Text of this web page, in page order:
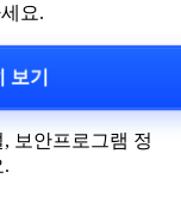
요.
보기
보안프로그램 정
.